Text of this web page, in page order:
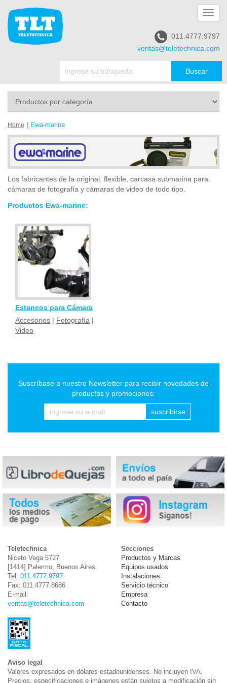
011.4777.9797
ventas@teletechnica.com
Home | Ewa-marine
Los fabricantes de la original, flexible, carcasa submarina para
cámaras de fotografía y cámaras de video de todo tipo.
Productos Ewa-marine:
Estancos para Cámara
Accesorios | Fotografía |
Video
Suscríbase a nuestro Newsletter para recibir novedades de
productos y promociones:
suscribirse
Teletechnica
Niceto Vega 5727
[1414] Palermo, Buenos Aires
Tel: 011.4777.9797
Fax: 011.4777.8686
E-mail:
ventas@teletechnica.com
Secciones
Productos y Marcas
Equipos usados
Instalaciones
Servicio técnico
Empresa
Contacto
Aviso legal
Valores expresados en dólares estadounidenses. No incluyen IVA.
Precios, especificaciones e imágenes están sujetos a modificación sin